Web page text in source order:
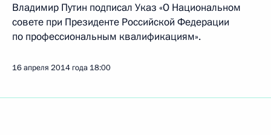
Владимир Путин подписал Указ «О Национальном
совете при Президенте Российской Федерации
по профессиональным квалификациям».
16 апреля 2014 года 18:00